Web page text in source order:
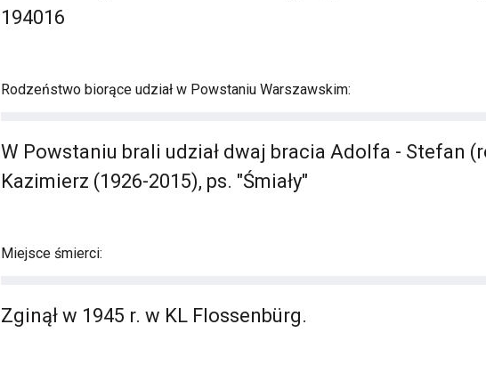
194016
Rodzeństwo biorące udział w Powstaniu Warszawskim:
W Powstaniu brali udział dwaj bracia Adolfa - Stefan
Kazimierz (1926-2015), ps. "Śmiały"
Miejsce śmierci:
Zginął w 1945 r. w KL Flossenbürg.